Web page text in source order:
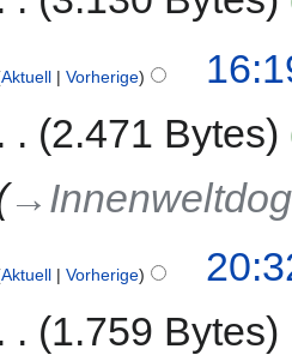
Aktuell Vorherige
2.471 Bytes
Aktuell Vorherige
1.759 Bytes